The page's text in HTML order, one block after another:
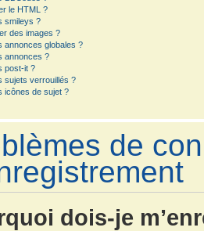
le HTML ?
smileys ?
des images ?
annonces globales ?
annonces ?
post-it ?
sujets verrouillés ?
icônes de sujet ?
de
dois-je